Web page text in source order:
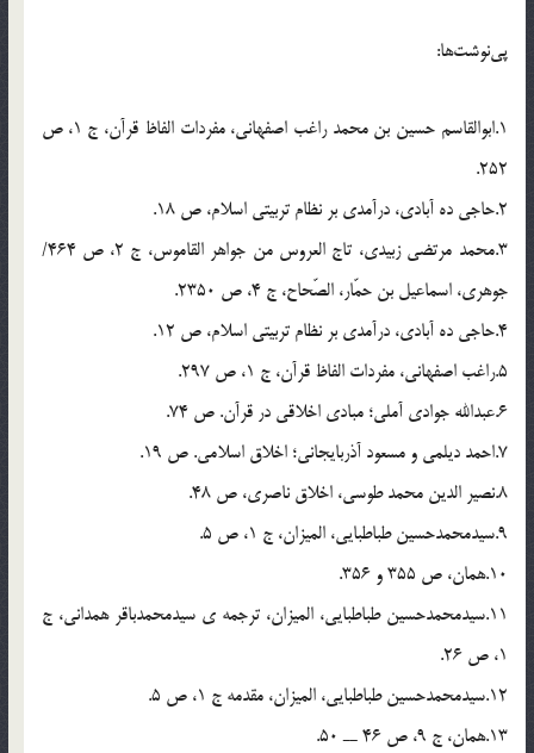
پی‌نوشت‌ها:
1.ابوالقاسم حسین بن محمد راغب اصفهانی، مفردات الفاظ قرآن، ج 1، ص
252.
2.حاجی ده آبادی، درآمدی بر نظام تربیتی اسلام، ص 18.
3.محمد مرتضی زبیدی، تاج العروس من جواهر القاموس، ج 2، ص 464/
جوهری، اسماعیل بن حمّار، الصّحاح، ج 4، ص 2350.
4.حاجی ده آبادی، درآمدی بر نظام تربیتی اسلام، ص 12.
5.راغب اصفهانی، مفردات الفاظ قرآن، ج 1، ص 297.
6.عبدالله جوادی آملی؛ مبادی اخلاقی در قرآن. ص 74.
7.احمد دیلمی و مسعود آذربایجانی؛ اخلاق اسلامی. ص 19.
8.نصیر الدین محمد طوسی، اخلاق ناصری، ص 48.
9.سیدمحمدحسین طباطبایی، المیزان، ج 1، ص 5.
10.همان، ص 355 و 356.
11.سیدمحمدحسین طباطبایی، المیزان، ترجمه ی سیدمحمدباقر همدانی، ج
1، ص 26.
12.سیدمحمدحسین طباطبایی، المیزان، مقدمه ج 1، ص 5.
13.همان، ج 9، ص 46 ــ 50.